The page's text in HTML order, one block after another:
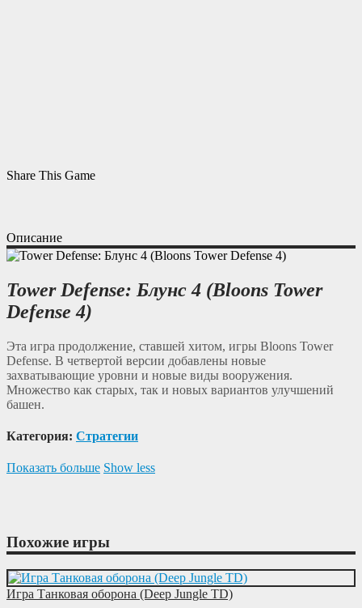
Share This Game
Описание
Tower Defense: Блунс 4 (Bloons Tower
Defense 4)
Эта игра продолжение, ставшей хитом, игры Bloons Tower
Defense. В четвертой версии добавлены новые
захватывающие уровни и новые виды вооружения.
Множество как старых, так и новых вариантов улучшений
башен.
Категория: Cтратегии
Показать больше Show less
Похожие игры
Игра Танковая оборона (Deep Jungle TD)